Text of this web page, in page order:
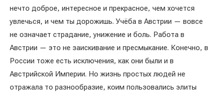
нечто доброе, интересное и прекрасное, чем хочется
увлечься, и чем ты дорожишь. Учёба в Австрии — вовсе
не означает страдание, унижение и боль. Работа в
Австрии — это не заискивание и пресмыкание. Конечно, в
России тоже есть исключения, как они были и в
Австрийской Империи. Но жизнь простых людей не
отражала то разнообразие, коим пользовались элиты